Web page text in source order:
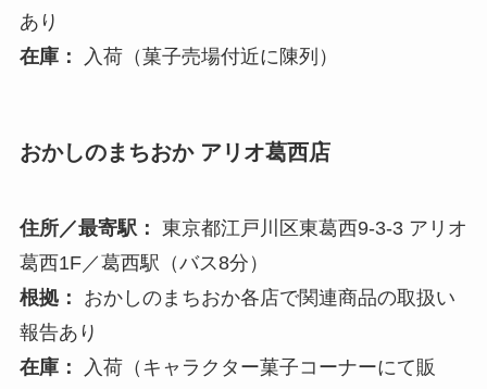
あり
在庫：
入荷（菓子売場付近に陳列）
おかしのまちおか アリオ葛西店
住所／最寄駅： 東京都江戸川区東葛西9-3-3 アリオ
葛西1F／葛西駅（バス8分）
根拠：
おかしのまちおか各店で関連商品の取扱い
報告あり
在庫：
入荷（キャラクター菓子コーナーにて販